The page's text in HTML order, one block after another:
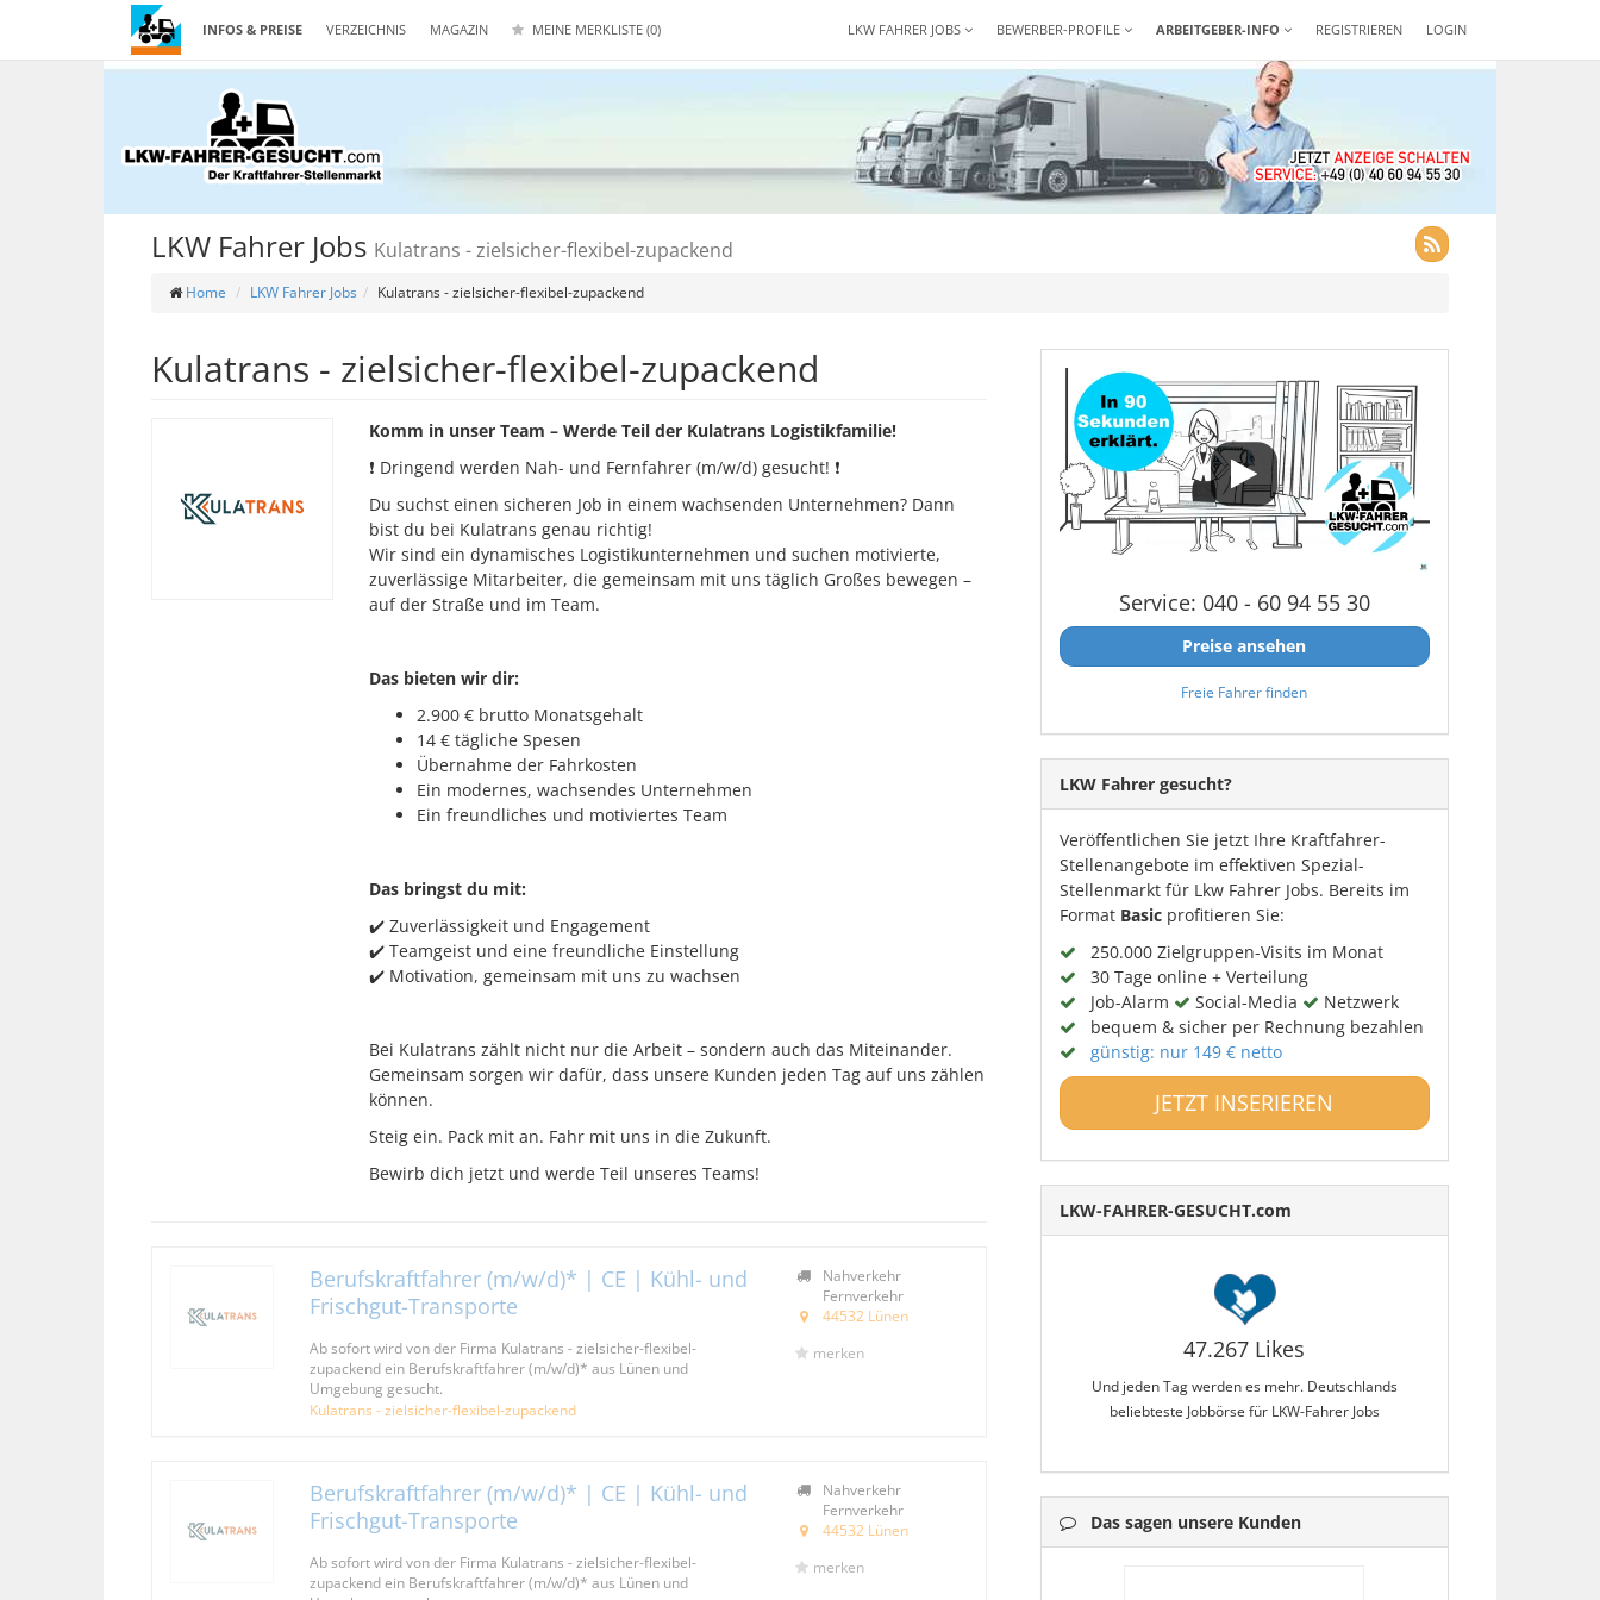
INFOS & PREISE VERZEICHNIS MAGAZIN MEINE MERKLISTE (0) REGISTRIEREN LOGIN
LKW FAHRER JOBS BEWERBER-PROFILE ARBEITGEBER-INFO
LKW Fahrer Jobs Kulatrans - zielsicher-flexibel-zupackend
Home LKW Fahrer Jobs Kulatrans - zielsicher-flexibel-zupackend
Kulatrans - zielsicher-flexibel-zupackend
Komm in unser Team – Werde Teil der Kulatrans Logistikfamilie!
❗ Dringend werden Nah- und Fernfahrer (m/w/d) gesucht! ❗
Du suchst einen sicheren Job in einem wachsenden Unternehmen? Dann
bist du bei Kulatrans genau richtig!
Wir sind ein dynamisches Logistikunternehmen und suchen motivierte,
zuverlässige Mitarbeiter, die gemeinsam mit uns täglich Großes bewegen –
auf der Straße und im Team.
Das bieten wir dir:
2.900 € brutto Monatsgehalt
14 € tägliche Spesen
Übernahme der Fahrkosten
Ein modernes, wachsendes Unternehmen
Ein freundliches und motiviertes Team
Das bringst du mit:
✔️ Zuverlässigkeit und Engagement
✔️ Teamgeist und eine freundliche Einstellung
✔️ Motivation, gemeinsam mit uns zu wachsen
Bei Kulatrans zählt nicht nur die Arbeit – sondern auch das Miteinander.
Gemeinsam sorgen wir dafür, dass unsere Kunden jeden Tag auf uns zählen
können.
Steig ein. Pack mit an. Fahr mit uns in die Zukunft.
Bewirb dich jetzt und werde Teil unseres Teams!
Berufskraftfahrer (m/w/d)* | CE | Kühl- und
Frischgut-Transporte
Ab sofort wird von der Firma Kulatrans - zielsicher-flexibel-
zupackend ein Berufskraftfahrer (m/w/d)* aus Lünen und
Umgebung gesucht.
Kulatrans - zielsicher-flexibel-zupackend
Nahverkehr
Fernverkehr
44532 Lünen
merken
Berufskraftfahrer (m/w/d)* | CE | Kühl- und
Frischgut-Transporte
Ab sofort wird von der Firma Kulatrans - zielsicher-flexibel-
zupackend ein Berufskraftfahrer (m/w/d)* aus Lünen und
Nahverkehr
Fernverkehr
44532 Lünen
merken
Service: 040 - 60 94 55 30
Preise ansehen
Freie Fahrer finden
LKW Fahrer gesucht?
Veröffentlichen Sie jetzt Ihre Kraftfahrer-
Stellenangebote im effektiven Spezial-
Stellenmarkt für Lkw Fahrer Jobs. Bereits im
Format Basicprofitieren Sie:
250.000 Zielgruppen-Visits im Monat
30 Tage online + Verteilung
Job-Alarm
Social-Media
Netzwerk
bequem & sicher per Rechnung bezahlen
günstig: nur 149 € netto
JETZT INSERIEREN
LKW-FAHRER-GESUCHT.com
47.267 Likes
Und jeden Tag werden es mehr. Deutschlands
beliebteste Jobbörse für LKW-Fahrer Jobs
Das sagen unsere Kunden